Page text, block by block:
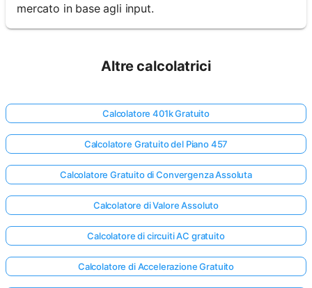
mercato in base agli input.
Altre calcolatrici
Calcolatore 401k Gratuito
Calcolatore Gratuito del Piano 457
Calcolatore Gratuito di Convergenza Assoluta
Calcolatore di Valore Assoluto
Calcolatore di circuiti AC gratuito
Calcolatore di Accelerazione Gratuito